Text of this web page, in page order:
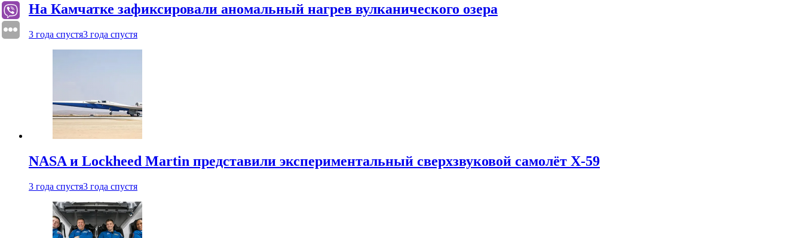
На Камчатке зафиксировали аномальный нагрев вулканического озера
3 года спустя3 года спустя
NASA и Lockheed Martin представили экспериментальный сверхзвуковой самолёт X-59
3 года спустя3 года спустя